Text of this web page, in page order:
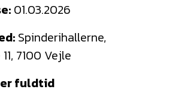
01.03.2026
Spinderihallerne,
7100 Vejle
fuldtid